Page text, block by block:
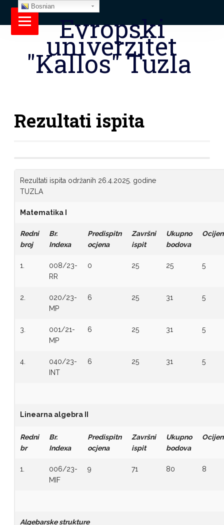
Evropski
univerzitet
"Kallos" Tuzla
Rezultati ispita
Rezultati ispita održanih 26.4.2025. godine
TUZLA
Matematika I
Redni
broj
Br.
Indexa
Predispitn
ocjena
Završni
ispit
Ukupno
bodova
1.
008/23-
RR
0 25 25 5
2.
020/23-
MP
6 25 31 5
3.
001/21-
MP
6 25 31 5
4.
040/23-
INT
6 25 31 5
Linearna algebra II
Redni
br
Br.
Indexa
Predispitn
ocjena
Završni
ispit
Ukupno
bodova
1.
006/23-
MIF
9 71 80 8
Algebarske strukture
Bosnian